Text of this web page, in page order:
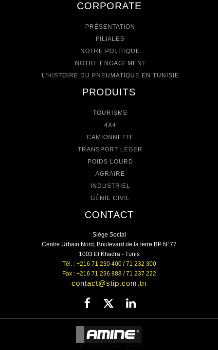
CORPORATE
PRÉSENTATION
FILIALES
NOTRE POLITIQUE
NOTRE ENGAGEMENT
L'HISTOIRE DU PNEUMATIQUE EN TUNISIE
PRODUITS
TOURISME
4X4
CAMIONNETTE
TRANSPORT LÉGER
POIDS LOURD
AGRAIRE
INDUSTRIEL
GÉNIE CIVIL
CONTACT
Siége Social
Centre Urbain Nord, Boulevard de la terre BP N°77
1003 El Khadra - Tunis
Tél. : +216 71 230 400 / 71 232 300
Fax : +216 71 236 888 / 71 237 222
contact@stip.com.tn